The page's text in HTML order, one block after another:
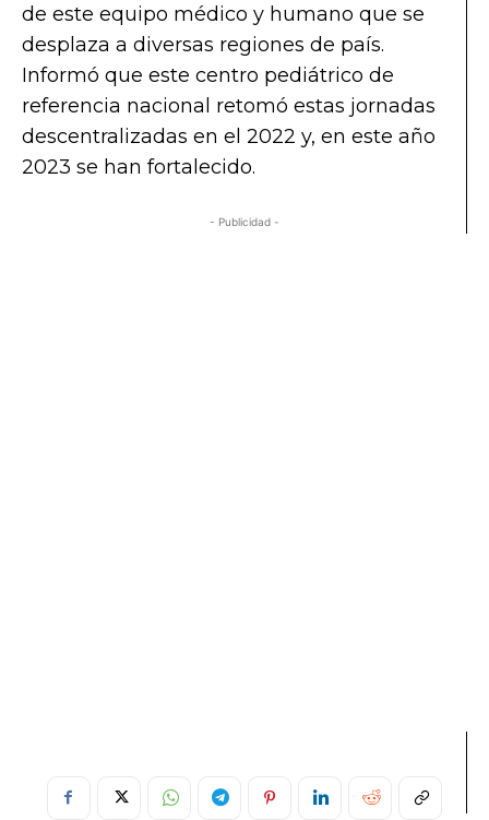
de este equipo médico y humano que se
desplaza a diversas regiones de país.
Informó que este centro pediátrico de
referencia nacional retomó estas jornadas
descentralizadas en el 2022 y, en este año
2023 se han fortalecido.
- Publicidad -